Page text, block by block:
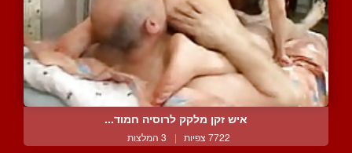
איש זקן מלקק לרוסיה חמוד...
7722 צפיות | 3 המלצות